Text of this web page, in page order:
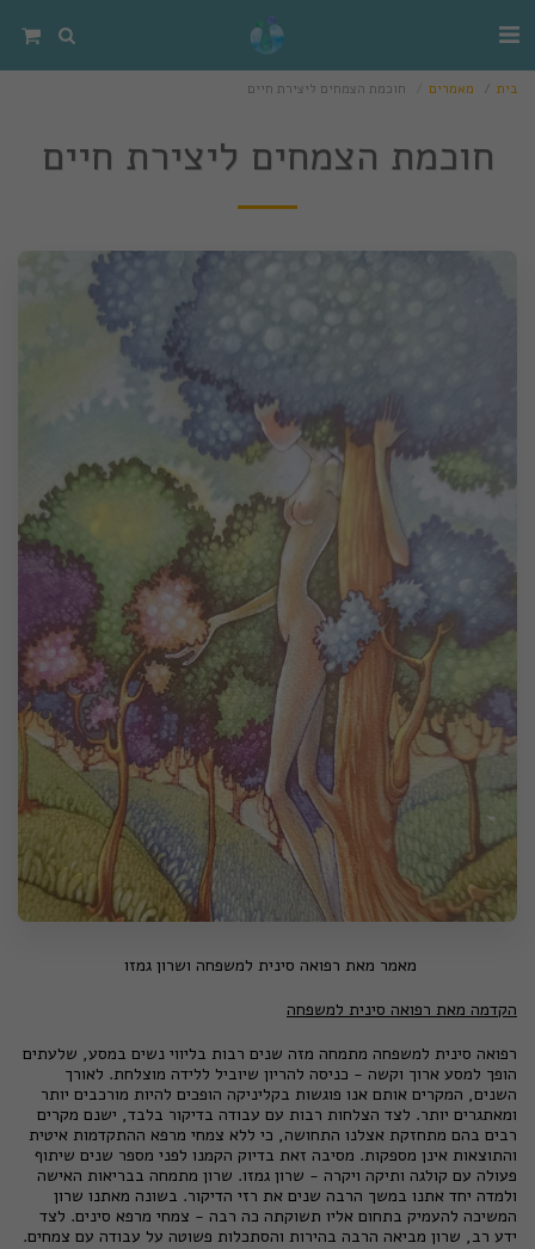
בית מאמרים חוכמת הצמחים ליצירת חיים
חוכמת הצמחים ליצירת חיים
מאמר מאת רפואה סינית למשפחה ושרון גמזו
הקדמה מאת רפואה סינית למשפחה
רפואה סינית למשפחה מתמחה מזה שנים רבות בליווי נשים במסע, שלעתים
הופך למסע ארוך וקשה - כניסה להריון שיוביל ללידה מוצלחת. לאורך
השנים, המקרים אותם אנו פוגשות בקליניקה הופכים להיות מורכבים יותר
ומאתגרים יותר. לצד הצלחות רבות עם עבודה בדיקור בלבד, ישנם מקרים
רבים בהם מתחזקת אצלנו התחושה, כי ללא צמחי מרפא ההתקדמות איטית
והתוצאות אינן מספקות. מסיבה זאת בדיוק הקמנו לפני מספר שנים שיתוף
פעולה עם קולגה ותיקה ויקרה - שרון גמזו. שרון מתמחה בבריאות האישה
ולמדה יחד אתנו במשך הרבה שנים את רזי הדיקור. בשונה מאתנו שרון
המשיכה להעמיק בתחום אליו תשוקתה כה רבה - צמחי מרפא סינים. לצד
ידע רב, שרון מביאה הרבה בהירות והסתכלות פשוטה על עבודה עם צמחים.